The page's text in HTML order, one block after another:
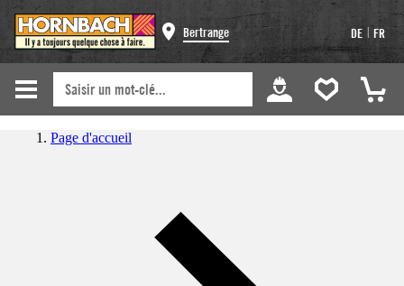
Bertrange DE | FR
Page d'accueil